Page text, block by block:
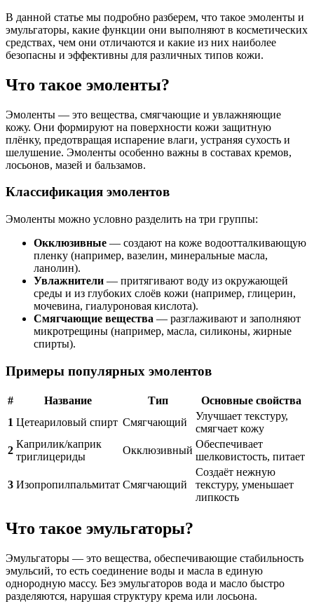
В данной статье мы подробно разберем, что такое эмоленты и
эмульгаторы, какие функции они выполняют в косметических
средствах, чем они отличаются и какие из них наиболее
безопасны и эффективны для различных типов кожи.
Что такое эмоленты?
Эмоленты — это вещества, смягчающие и увлажняющие
кожу. Они формируют на поверхности кожи защитную
плёнку, предотвращая испарение влаги, устраняя сухость и
шелушение. Эмоленты особенно важны в составах кремов,
лосьонов, мазей и бальзамов.
Классификация эмолентов
Эмоленты можно условно разделить на три группы:
Окклюзивные — создают на коже водоотталкивающую
пленку (например, вазелин, минеральные масла,
ланолин).
Увлажнители — притягивают воду из окружающей
среды и из глубоких слоёв кожи (например, глицерин,
мочевина, гиалуроновая кислота).
Смягчающие вещества — разглаживают и заполняют
микротрещины (например, масла, силиконы, жирные
спирты).
Примеры популярных эмолентов
# Название Тип
Основные свойства
1 Цетеариловый спирт Смягчающий
Улучшает текстуру,
смягчает кожу
2
Каприлик/каприк
триглицериды
Окклюзивный
Обеспечивает
шелковистость, питает
3 Изопропилпальмитат Смягчающий
Создаёт нежную
текстуру, уменьшает
липкость
Что такое эмульгаторы?
Эмульгаторы — это вещества, обеспечивающие стабильность
эмульсий, то есть соединение воды и масла в единую
однородную массу. Без эмульгаторов вода и масло быстро
разделяются, нарушая структуру крема или лосьона.